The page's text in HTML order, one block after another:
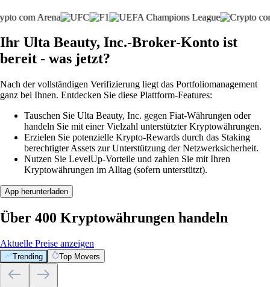
Ihr Ulta Beauty, Inc.-Broker-Konto ist
bereit - was jetzt?
Nach der vollständigen Verifizierung liegt das Portfoliomanagement
ganz bei Ihnen. Entdecken Sie diese Plattform-Features:
Tauschen Sie Ulta Beauty, Inc. gegen Fiat-Währungen oder
handeln Sie mit einer Vielzahl unterstützter Kryptowährungen.
Erzielen Sie potenzielle Krypto-Rewards durch das Staking
berechtigter Assets zur Unterstützung der Netzwerksicherheit.
Nutzen Sie LevelUp-Vorteile und zahlen Sie mit Ihren
Kryptowährungen im Alltag (sofern unterstützt).
App herunterladen
Über 400 Kryptowährungen handeln
Aktuelle Preise anzeigen
Trending Top Movers